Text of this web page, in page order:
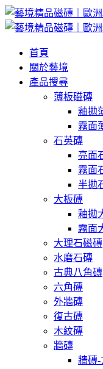
首頁
關於藝境
產品搜尋
薄板磁磚
釉拋
霧面
石英磚
亮面
霧面
半拋
大板磚
釉拋
霧面
大理石磁磚
水磨石磚
古典八角磚
六角磚
外牆磚
復古磚
木紋磚
牆磚
牆磚-